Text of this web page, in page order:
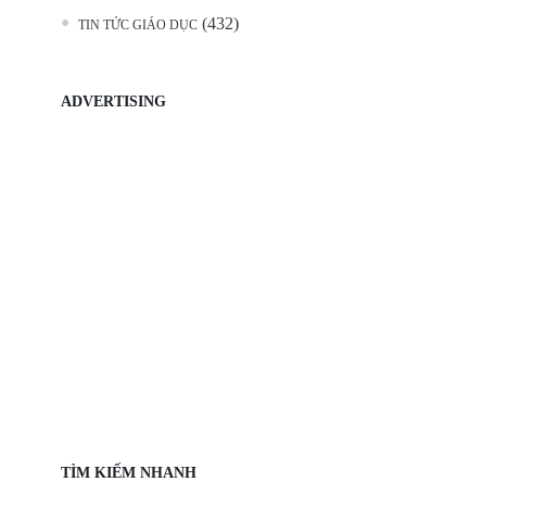
TIN TỨC GIÁO DỤC (432)
ADVERTISING
TÌM KIẾM NHANH